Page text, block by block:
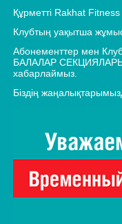
Құрметті Rakhat
Клубтың уақытша
Абонементтер мен
БАЛАЛАР
хабарлаймыз.
Біздің